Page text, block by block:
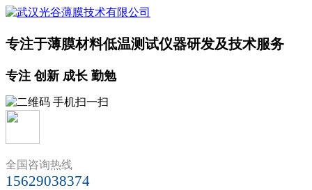
专注于薄膜材料低温测试仪器研发及技术服务
专注 创新 成长 勤勉
全国咨询热线
15629038374